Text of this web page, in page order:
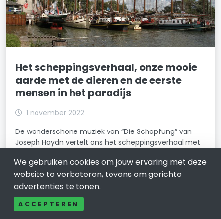
Het scheppingsverhaal, onze mooie
aarde met de dieren en de eerste
mensen in het paradijs
1 november 2022
De wonderschone muziek van “Die Schöpfung” van
Joseph Haydn vertelt ons het scheppingsverhaal met
mensen die gelukkig zijn in het paradijs. Praktische
informatie: Oosterkerk Hoorn: 20-11-
We gebruiken cookies om jouw ervaring met deze
website te verbeteren, tevens om gerichte
advertenties te tonen.
ACCEPTEREN